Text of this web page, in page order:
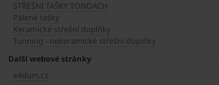
STŘEŠNÍ TAŠKY TONDACH
Pálené tašky
Keramické střešní doplňky
Tunning - nekeramické střešní doplňky
Další webové stránky
e4dum.cz